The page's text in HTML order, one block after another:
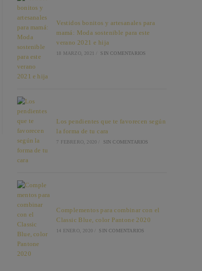
Vestidos bonitos y artesanales para
mamá: Moda sostenible para este
verano 2021 e hija
18 MARZO, 2021 SIN COMENTARIOS
Los pendientes que te favorecen según
la forma de tu cara
7 FEBRERO, 2020 SIN COMENTARIOS
Complementos para combinar con el
Classic Blue, color Pantone 2020
14 ENERO, 2020 SIN COMENTARIOS